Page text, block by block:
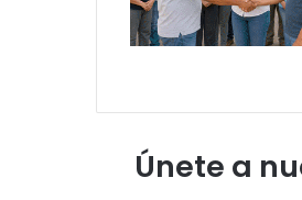
Únete a